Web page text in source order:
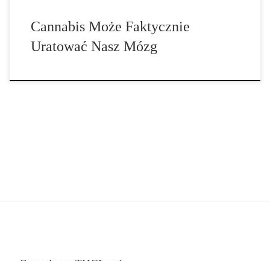
Cannabis Może Faktycznie
Uratować Nasz Mózg